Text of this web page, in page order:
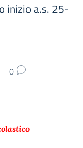
inizio a.s. 25-
0